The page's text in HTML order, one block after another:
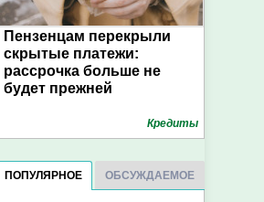
Пензенцам перекрыли
скрытые платежи:
рассрочка больше не
будет прежней
Кредиты
ПОПУЛЯРНОЕ ОБСУЖДАЕМОЕ